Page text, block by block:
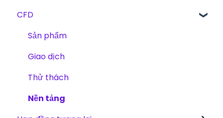
Mua hàng
Sản phẩm
Xác minh tài khoản
Giao dịch
Thử thách
Phí
Phương thức thưởng
CFD
Sản phẩm
Giao dịch
Thử thách
Nền tảng